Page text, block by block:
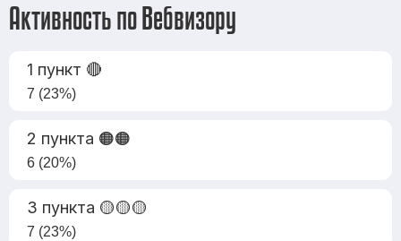
Активность по Вебвизору
1 пункт 🔴
7 (23%)
2 пункта 🟠🟠
6 (20%)
3 пункта 🟡🟡🟡
7 (23%)